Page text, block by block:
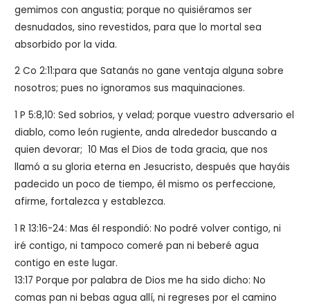
gemimos con angustia; porque no quisiéramos ser
desnudados, sino revestidos, para que lo mortal sea
absorbido por la vida.
2 Co 2:11:para que Satanás no gane ventaja alguna sobre
nosotros; pues no ignoramos sus maquinaciones.
1 P 5:8,10: Sed sobrios, y velad; porque vuestro adversario el
diablo, como león rugiente, anda alrededor buscando a
quien devorar; 10 Mas el Dios de toda gracia, que nos
llamó a su gloria eterna en Jesucristo, después que hayáis
padecido un poco de tiempo, él mismo os perfeccione,
afirme, fortalezca y establezca.
1 R 13:16-24: Mas él respondió: No podré volver contigo, ni
iré contigo, ni tampoco comeré pan ni beberé agua
contigo en este lugar.
13:17 Porque por palabra de Dios me ha sido dicho: No
comas pan ni bebas agua allí, ni regreses por el camino